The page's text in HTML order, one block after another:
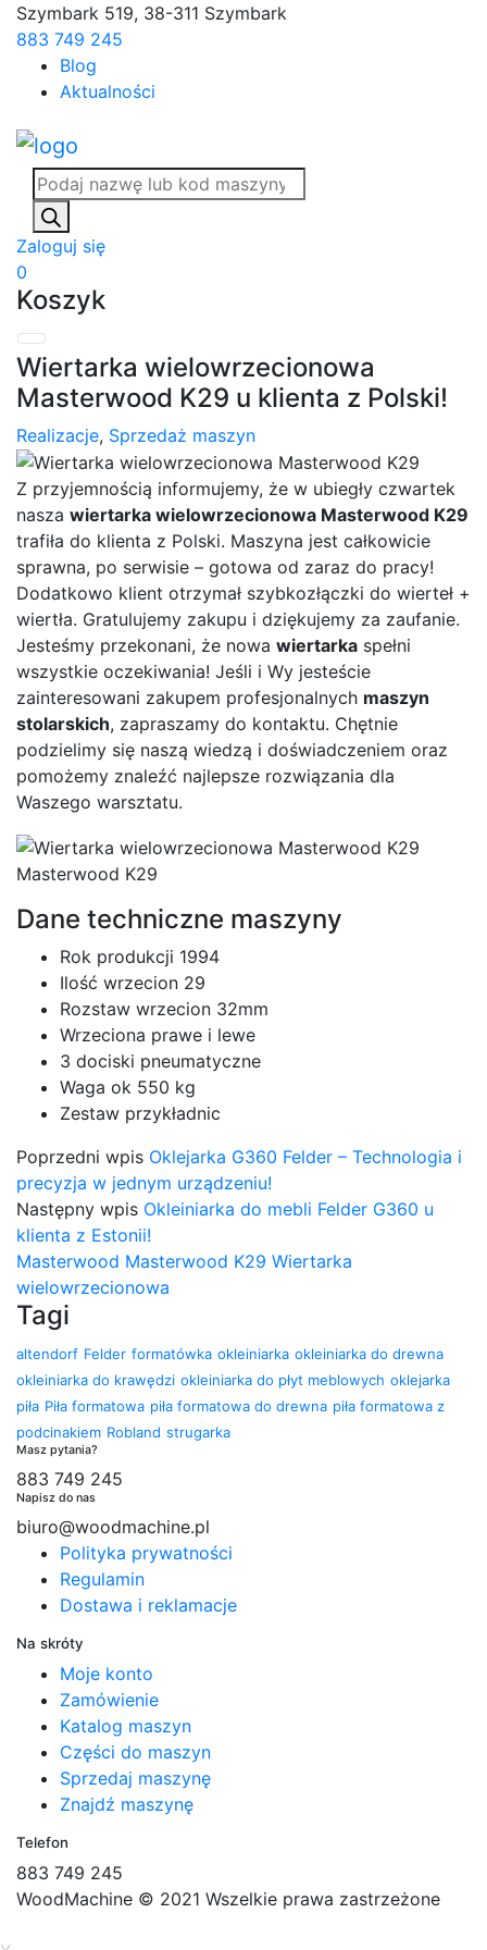
Skip
content
Szymbark 519, 38-311 Szymbark
883 749 245
Blog
Aktualności
Wyszukiwarka
produktów
Zaloguj się
0
Koszyk
Wiertarka wielowrzecionowa
Masterwood K29 u klienta z Polski!
Realizacje, Sprzedaż maszyn
Z przyjemnością informujemy, że w ubiegły czwartek
nasza wiertarka wielowrzecionowa Masterwood K29
trafiła do klienta z Polski. Maszyna jest całkowicie
sprawna, po serwisie – gotowa od zaraz do pracy!
Dodatkowo klient otrzymał szybkozłączki do wierteł +
wiertła. Gratulujemy zakupu i dziękujemy za zaufanie.
Jesteśmy przekonani, że nowa wiertarka spełni
wszystkie oczekiwania! Jeśli i Wy jesteście
zainteresowani zakupem profesjonalnych maszyn
stolarskich, zapraszamy do kontaktu. Chętnie
podzielimy się naszą wiedzą i doświadczeniem oraz
pomożemy znaleźć najlepsze rozwiązania dla
Waszego warsztatu.
Masterwood K29
Dane techniczne maszyny
Rok produkcji 1994
Ilość wrzecion 29
Rozstaw wrzecion 32mm
Wrzeciona prawe i lewe
3 dociski pneumatyczne
Waga ok 550 kg
Zestaw przykładnic
Poprzedni wpis Oklejarka G360 Felder – Technologia i
precyzja w jednym urządzeniu!
Następny wpis Okleiniarka do mebli Felder G360 u
klienta z Estonii!
Masterwood Masterwood K29 Wiertarka
wielowrzecionowa
Tagi
altendorf Felder formatówka okleiniarka okleiniarka do drewna
okleiniarka do krawędzi okleiniarka do płyt meblowych oklejarka
piła Piła formatowa piła formatowa do drewna piła formatowa z
podcinakiem Robland strugarka
Masz pytania?
883 749 245
Napisz do nas
biuro@woodmachine.pl
Polityka prywatności
Regulamin
Dostawa i reklamacje
Na skróty
Moje konto
Zamówienie
Katalog maszyn
Części do maszyn
Sprzedaj maszynę
Znajdź maszynę
Telefon
883 749 245
WoodMachine © 2021 Wszelkie prawa zastrzeżone